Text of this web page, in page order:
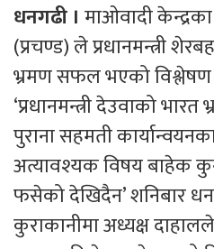
धनगढी । माओवादी
(प्रचण्ड) ले प्रधानमन्त्री
भ्रमण सफल भएको
‘प्रधानमन्त्री देउवाको
पुराना सहमती
अत्यावश्यक विषय बाहेक
फसेको देखिदैन’ शनिबार
कुराकानीमा अध्यक्ष दाहालले